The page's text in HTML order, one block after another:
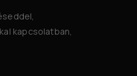
kapcsolatban,